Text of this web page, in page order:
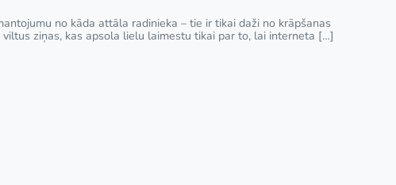
no kāda attāla radinieka – tie ir tikai daži no krāpšanas
ziņas, kas apsola lielu laimestu tikai par to, lai interneta […]